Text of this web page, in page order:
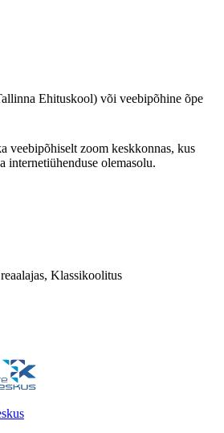
Ehituskool) või veebipõhine õpe
veebipõhiselt zoom keskkonnas, kus
internetiühenduse olemasolu.
Klassikoolitus